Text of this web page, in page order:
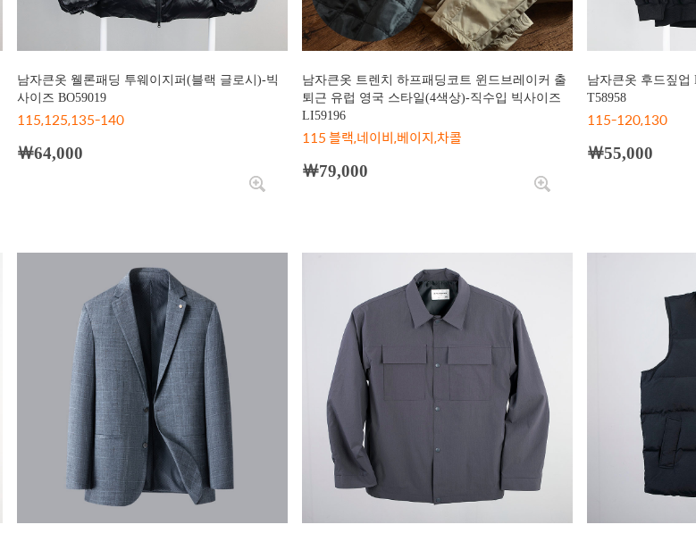
남자큰옷 웰론패딩 투웨이지퍼(블랙 글로시)-빅
사이즈 BO59019
115,125,135-140
￦64,000
남자큰옷 트렌치 하프패딩코트 윈드브레이커 출
퇴근 유럽 영국 스타일(4색상)-직수입 빅사이즈
LI59196
115 블랙,네이비,베이지,차콜
￦79,000
남자큰옷 후드짚업
T58958
115-120,130
￦55,000